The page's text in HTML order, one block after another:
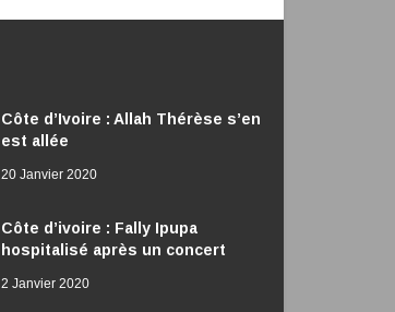
Côte d’Ivoire : Allah Thérèse s’en
est allée
20 Janvier 2020
Côte d’ivoire : Fally Ipupa
hospitalisé après un concert
2 Janvier 2020